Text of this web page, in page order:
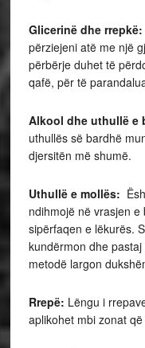
Glicerinë dhe rrepkë:
përziejeni atë me një
përbërje duhet të
qafë, për të
Alkool dhe uthullë e
uthullës së bardhë
djersitën më shumë.
Uthullë e mollës:
ndihmojë në vrasjen
sipërfaqen e lëkurës.
kundërmon dhe
metodë largon
Rrepë: Lëngu i
aplikohet mbi zonat